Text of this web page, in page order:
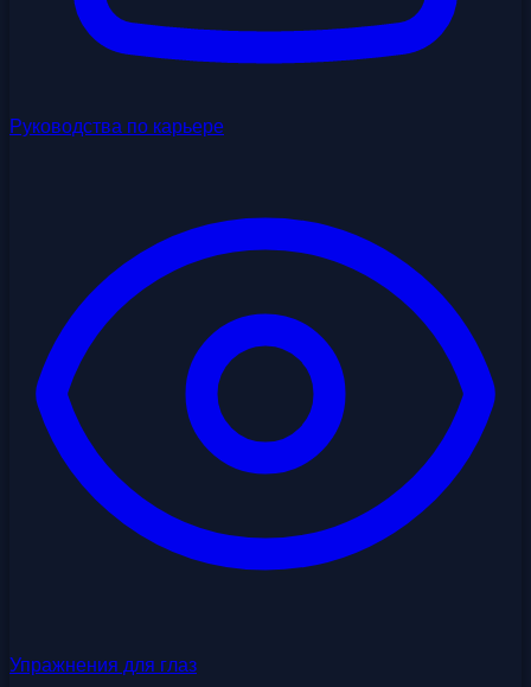
Руководства по карьере
Упражнения для глаз